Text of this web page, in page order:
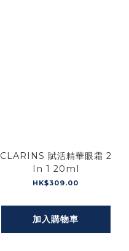
CLARINS 賦活精華眼霜 2
In 1 20ml
HK$309.00
加入購物車